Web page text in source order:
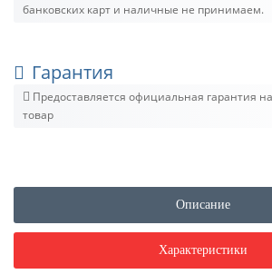
банковских карт и наличные не принимаем.
Гарантия
Предоставляется официальная гарантия
товар
Описание
Характеристики